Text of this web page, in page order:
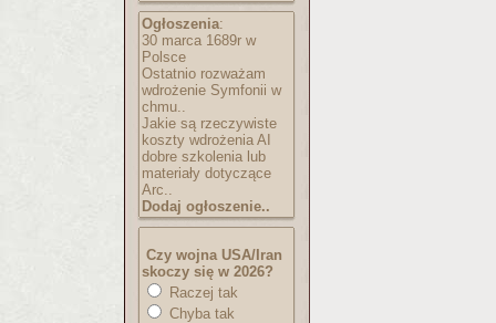
Ogłoszenia:
30 marca 1689r w
Polsce
Ostatnio rozważam
wdrożenie Symfonii w
chmu..
Jakie są rzeczywiste
koszty wdrożenia AI
dobre szkolenia lub
materiały dotyczące
Arc..
Dodaj ogłoszenie..
Czy wojna USA/Iran
skoczy się w 2026?
Raczej tak
Chyba tak